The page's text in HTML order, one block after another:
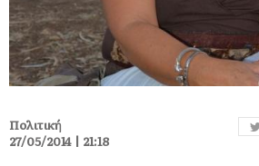
Πολιτική
27/05/2014 | 21:18